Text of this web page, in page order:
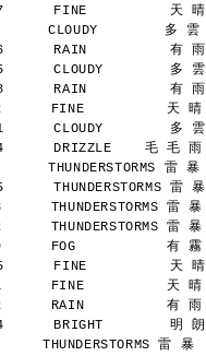
FINE          天 晴
CLOUDY        多 雲
RAIN          有 雨
CLOUDY        多 雲
RAIN          有 雨
FINE          天 晴
CLOUDY        多 雲
DRIZZLE    毛 毛 雨
雷 暴
雷 暴
雷 暴
雷 暴
FOG           有 霧
FINE          天 晴
FINE          天 晴
RAIN          有 雨
BRIGHT        明 朗
雷 暴